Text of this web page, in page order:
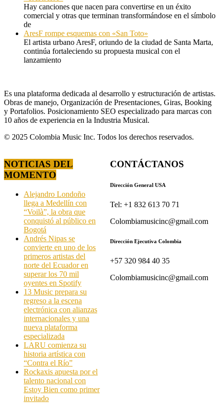
Hay canciones que nacen para convertirse en un éxito
comercial y otras que terminan transformándose en el símbolo
de
AresF rompe esquemas con «San Toto»
El artista urbano AresF, oriundo de la ciudad de Santa Marta,
continúa fortaleciendo su propuesta musical con el
lanzamiento
Es una plataforma dedicada al desarrollo y estructuración de artistas.
Obras de manejo, Organización de Presentaciones, Giras, Booking
y Portafolios. Posicionamiento SEO especializado para marcas con
10 años de experiencia en la Industria Musical.
© 2025 Colombia Music Inc. Todos los derechos reservados.
NOTICIAS DEL
MOMENTO
Alejandro Londoño
llega a Medellín con
“Voilà”, la obra que
conquistó al público en
Bogotá
Andrés Nipas se
convierte en uno de los
primeros artistas del
norte del Ecuador en
superar los 70 mil
oyentes en Spotify
13 Music prepara su
regreso a la escena
electrónica con alianzas
internacionales y una
nueva plataforma
especializada
LARU comienza su
historia artística con
“Contra el Río”
Rockaxis apuesta por el
talento nacional con
Estoy Bien como primer
invitado
CONTÁCTANOS
Dirección General USA
Tel: +1 832 613 70 71
Colombiamusicinc@gmail.com
Dirección Ejecutiva Colombia
+57 320 984 40 35
Colombiamusicinc@gmail.com